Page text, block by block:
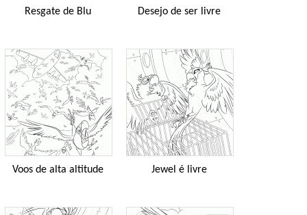
Resgate de Blu Desejo de ser livre
Voos de alta altitude Jewel é livre